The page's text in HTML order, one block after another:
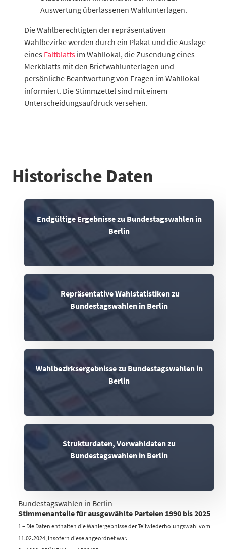
Auswertung überlassenen Wahlunterlagen.
Die Wahlberechtigten der repräsentativen
Wahlbezirke werden durch ein Plakat und die Auslage
eines Faltblatts im Wahllokal, die Zusendung eines
Merkblatts mit den Briefwahlunterlagen und
persönliche Beantwortung von Fragen im Wahllokal
informiert. Die Stimmzettel sind mit einem
Unterscheidungsaufdruck versehen.
Historische Daten
Endgültige Ergebnisse zu Bundestagswahlen in
Berlin
Repräsentative Wahlstatistiken zu
Bundestagswahlen in Berlin
Wahlbezirksergebnisse zu Bundestagswahlen in
Berlin
Strukturdaten, Vorwahldaten zu
Bundestagswahlen in Berlin
Bundestagswahlen in Berlin
Stimmenanteile für ausgewählte Parteien 1990 bis 2025
% SPD (%) GRÜNE/B 90² (%) CDU (%) Die Linke³ (%)
1990 30,6 7,2
1 – Die Daten enthalten die Wahlergebnisse der Teilwiederholungswahl vom
11.02.2024, insofern diese angeordnet war.